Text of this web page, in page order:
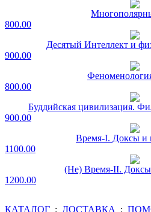
800.00
Десятый Интеллект и
900.00
800.00
Буддийская цивилизация.
900.00
Время-I. Доксы и
1100.00
(Не) Время-II.
1200.00
КАТАЛОГ : ДОСТАВКА :